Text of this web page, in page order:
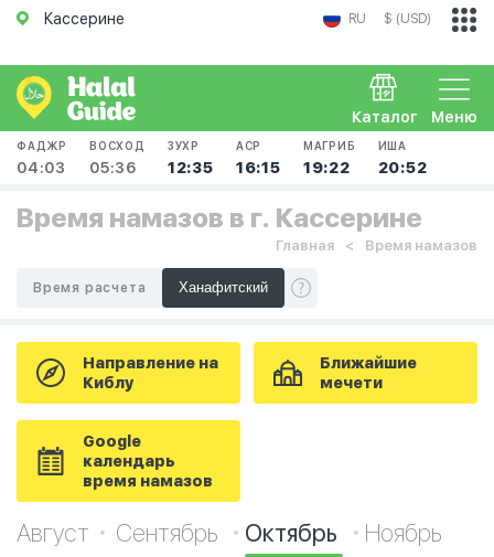
Кассерине RU $ (USD)
Меню
Каталог
ФАДЖР
04:03
ВОСХОД
05:36
ЗУХР
12:35
АСР
16:15
МАГРИБ
19:22
ИША
20:52
Время намазов в г. Кассерине
Главная Время намазов
Время расчета
Направление на
Киблу
Ближайшие
мечети
Google
календарь
время намазов
Август Сентябрь Октябрь Ноябрь